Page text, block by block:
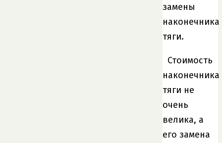
замены
наконечника
тяги.
Стоимость
наконечника
тяги не
очень
велика, а
его замена